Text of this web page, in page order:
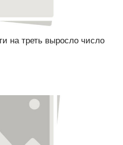
на треть выросло число